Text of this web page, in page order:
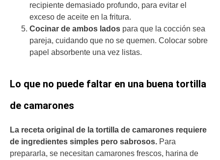
recipiente demasiado profundo, para evitar el
exceso de aceite en la fritura.
Cocinar de ambos lados para que la cocción sea
pareja, cuidando que no se quemen. Colocar sobre
papel absorbente una vez listas.
Lo que no puede faltar en una buena tortilla
de camarones
La receta original de la tortilla de camarones requiere
de ingredientes simples pero sabrosos. Para
prepararla, se necesitan camarones frescos, harina de